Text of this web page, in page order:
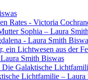
Rates - Victoria
Sophia – Laura
- Laura Smith
ein Lichtwesen aus der
Smith Biswas
Galaktische
Lichtfamilie –